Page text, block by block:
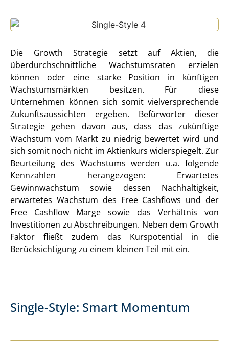
Die Growth Strategie setzt auf Aktien, die
überdurchschnittliche Wachstumsraten erzielen
können oder eine starke Position in künftigen
Wachstumsmärkten besitzen. Für diese
Unternehmen können sich somit vielversprechende
Zukunftsaussichten ergeben. Befürworter dieser
Strategie gehen davon aus, dass das zukünftige
Wachstum vom Markt zu niedrig bewertet wird und
sich somit noch nicht im Aktienkurs widerspiegelt. Zur
Beurteilung des Wachstums werden u.a. folgende
Kennzahlen herangezogen: Erwartetes
Gewinnwachstum sowie dessen Nachhaltigkeit,
erwartetes Wachstum des Free Cashflows und der
Free Cashflow Marge sowie das Verhältnis von
Investitionen zu Abschreibungen. Neben dem Growth
Faktor fließt zudem das Kurspotential in die
Berücksichtigung zu einem kleinen Teil mit ein.
Single-Style: Smart Momentum